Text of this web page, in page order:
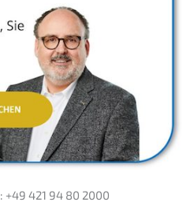
: +49 421 94 80 2000